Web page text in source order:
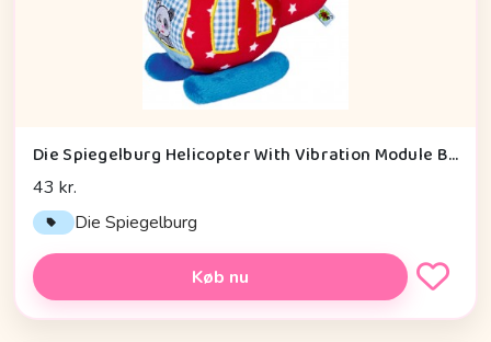
Die Spiegelburg Helicopter With Vibration Module Baby Charms - Legetøj
43 kr.
Die Spiegelburg
Køb nu